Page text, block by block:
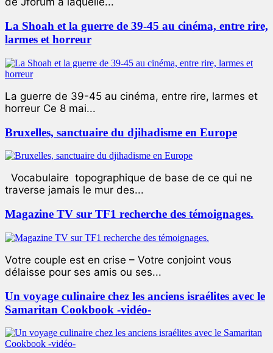
La Shoah et la guerre de 39-45 au cinéma, entre rire,
larmes et horreur
La guerre de 39-45 au cinéma, entre rire, larmes et
horreur Ce 8 mai...
Bruxelles, sanctuaire du djihadisme en Europe
Vocabulaire topographique de base de ce qui ne
traverse jamais le mur des...
Magazine TV sur TF1 recherche des témoignages.
Votre couple est en crise – Votre conjoint vous
délaisse pour ses amis ou ses...
Un voyage culinaire chez les anciens israélites avec le
Samaritan Cookbook -vidéo-